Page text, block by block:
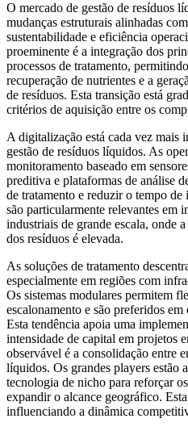
O mercado de gestão de resíduos
mudanças estruturais alinhadas
sustentabilidade e eficiência
proeminente é a integração dos
processos de tratamento,
recuperação de nutrientes e a
de resíduos. Esta transição está
critérios de aquisição entre os
A digitalização está cada vez mais
gestão de resíduos líquidos. As
monitoramento baseado em
preditiva e plataformas de análise
de tratamento e reduzir o tempo
são particularmente relevantes em
industriais de grande escala, onde
dos resíduos é elevada.
As soluções de tratamento
especialmente em regiões com
Os sistemas modulares permitem
escalonamento e são preferidos
Esta tendência apoia uma
intensidade de capital em projetos
observável é a consolidação entre
líquidos. Os grandes players estão
tecnologia de nicho para reforçar
expandir o alcance geográfico.
influenciando a dinâmica